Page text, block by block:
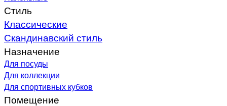
Стиль
Классические
Скандинавский стиль
Назначение
Для посуды
Для коллекции
Для спортивных кубков
Помещение